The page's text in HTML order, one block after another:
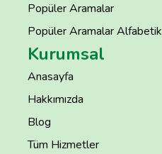
Popüler Aramalar
Popüler Aramalar Alfabetik
Kurumsal
Anasayfa
Hakkımızda
Blog
Tüm Hizmetler